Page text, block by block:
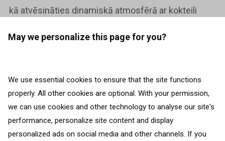
May we personalize this page for you?
We use essential cookies to ensure that the site functions
properly. All other cookies are optional. With your permission,
we can use cookies and other technology to analyse our site's
performance, personalize site content and display
personalized ads on social media and other channels. If you
kā atvēsināties dinamiskā atmosfērā ar kokteili